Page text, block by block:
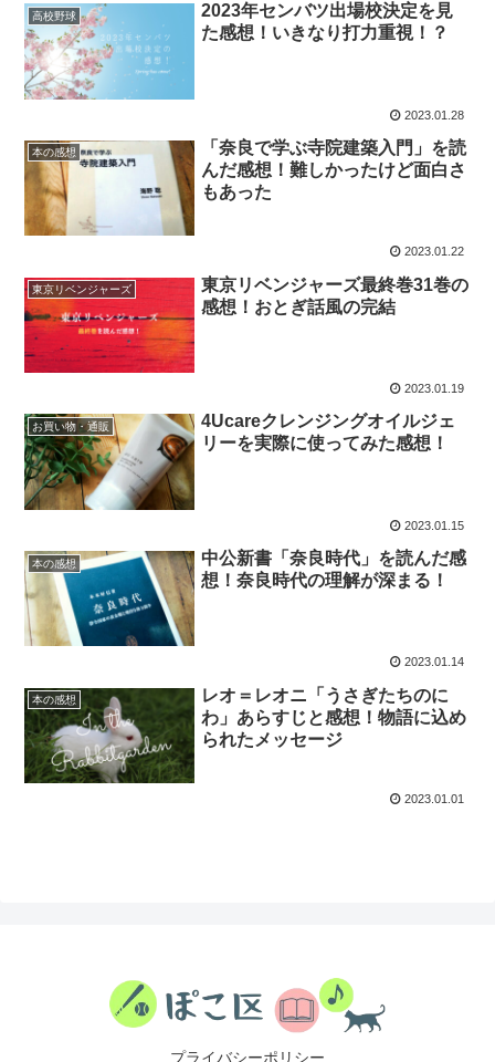
高校野球
2023年センバツ出場校決定を見
た感想！いきなり打力重視！？
2023.01.28
本の感想
「奈良で学ぶ寺院建築入門」を読
んだ感想！難しかったけど面白さ
もあった
2023.01.22
東京リベンジャーズ
東京リベンジャーズ最終巻31巻の
感想！おとぎ話風の完結
2023.01.19
お買い物・通販
4Ucareクレンジングオイルジェ
リーを実際に使ってみた感想！
2023.01.15
本の感想
中公新書「奈良時代」を読んだ感
想！奈良時代の理解が深まる！
2023.01.14
本の感想
レオ＝レオニ「うさぎたちのに
わ」あらすじと感想！物語に込め
られたメッセージ
2023.01.01
プライバシーポリシー